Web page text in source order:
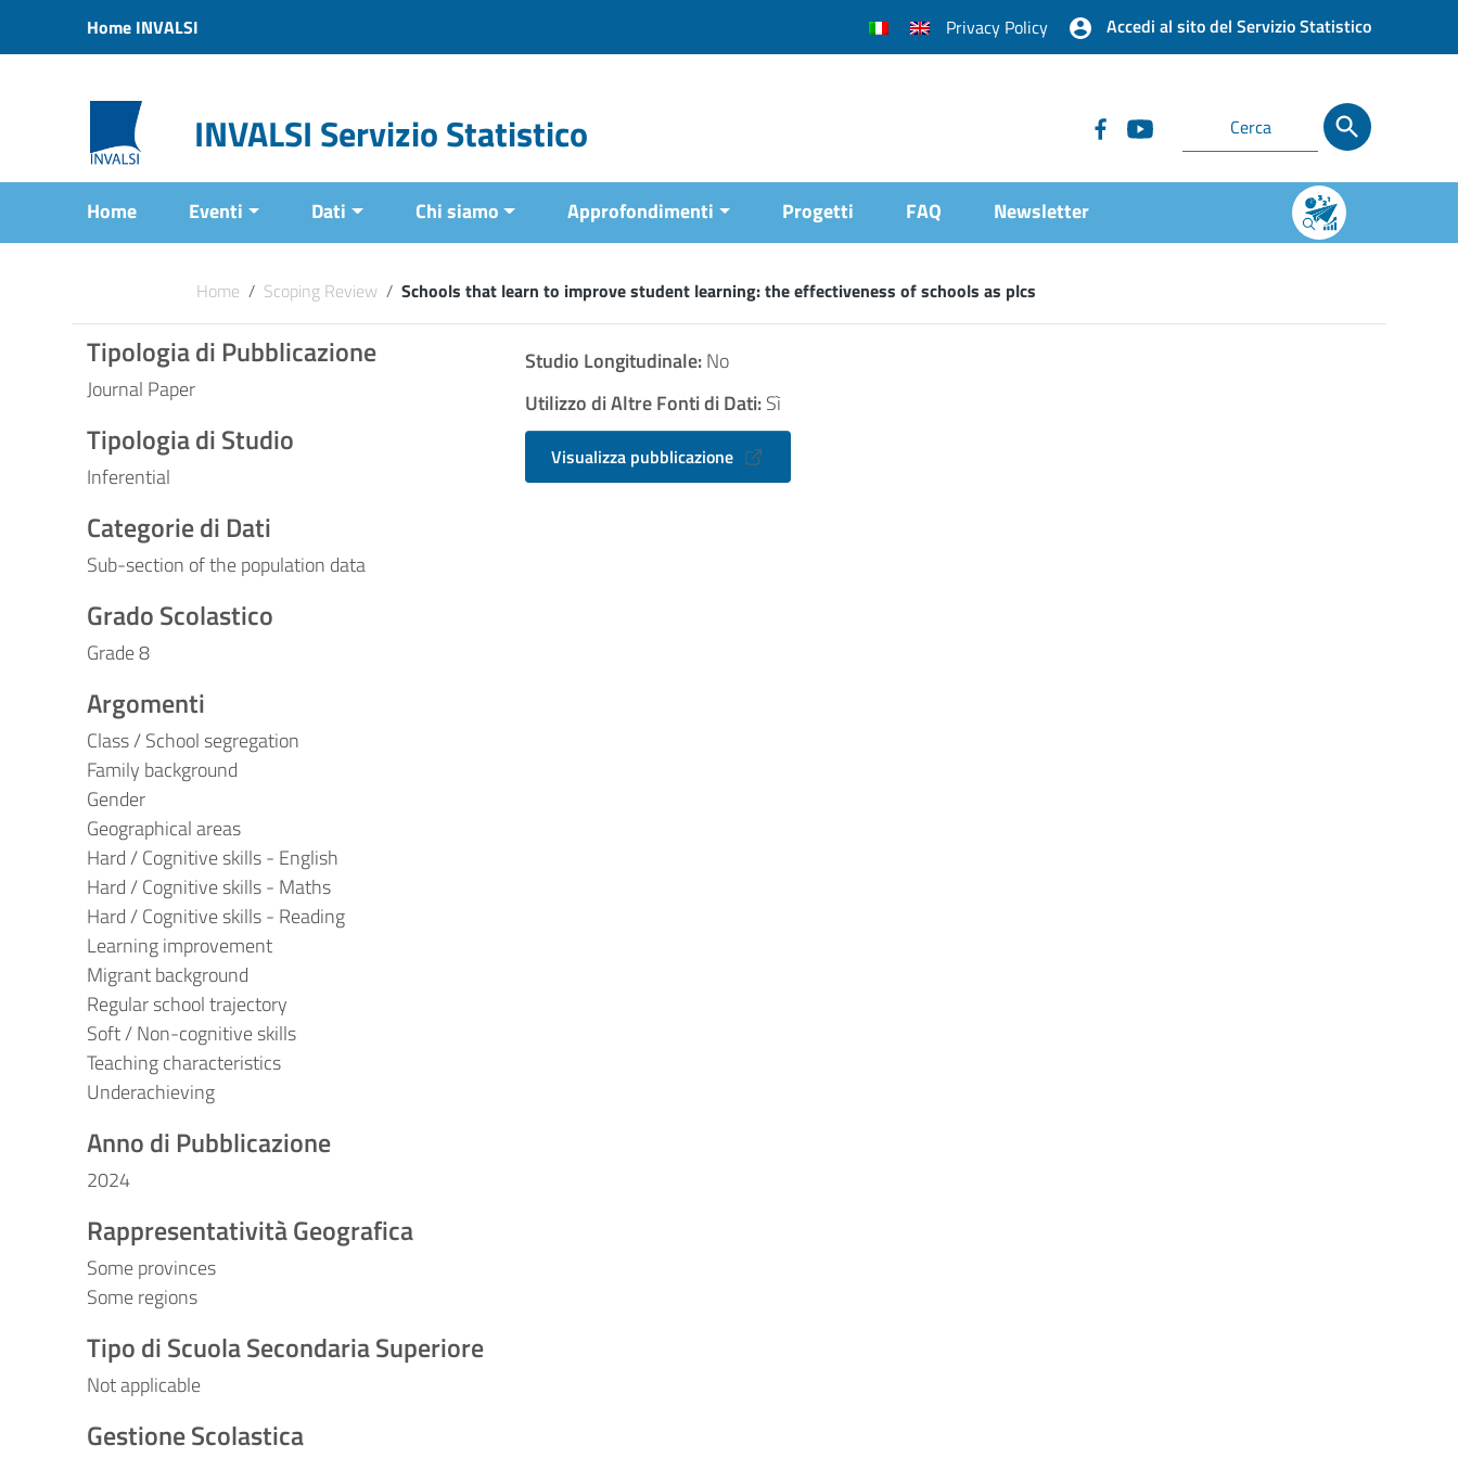
Vai al menu di navigazione
Home INVALSI Privacy Policy Accedi al sito del Servizio Statistico
INVALSI Servizio Statistico
Home Eventi Dati Chi siamo Approfondimenti Progetti FAQ Newsletter
Home / Scoping Review / Schools that learn to improve student learning: the effectiveness of schools as plcs
Tipologia di Pubblicazione
Journal Paper
Tipologia di Studio
Inferential
Categorie di Dati
Sub-section of the population data
Grado Scolastico
Grade 8
Argomenti
Class / School segregation
Family background
Gender
Geographical areas
Hard / Cognitive skills - English
Hard / Cognitive skills - Maths
Hard / Cognitive skills - Reading
Learning improvement
Migrant background
Regular school trajectory
Soft / Non-cognitive skills
Teaching characteristics
Underachieving
Anno di Pubblicazione
2024
Rappresentatività Geografica
Some provinces
Some regions
Tipo di Scuola Secondaria Superiore
Not applicable
Gestione Scolastica
Studio Longitudinale:No
Utilizzo di Altre Fonti di Dati:Sì
Visualizza pubblicazione